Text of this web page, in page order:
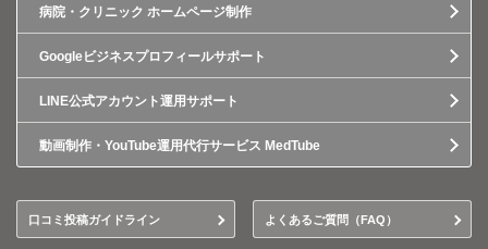
病院・クリニック ホームページ制作
Googleビジネスプロフィールサポート
LINE公式アカウント運用サポート
動画制作・YouTube運用代行サービス MedTube
口コミ投稿ガイドライン よくあるご質問（FAQ）